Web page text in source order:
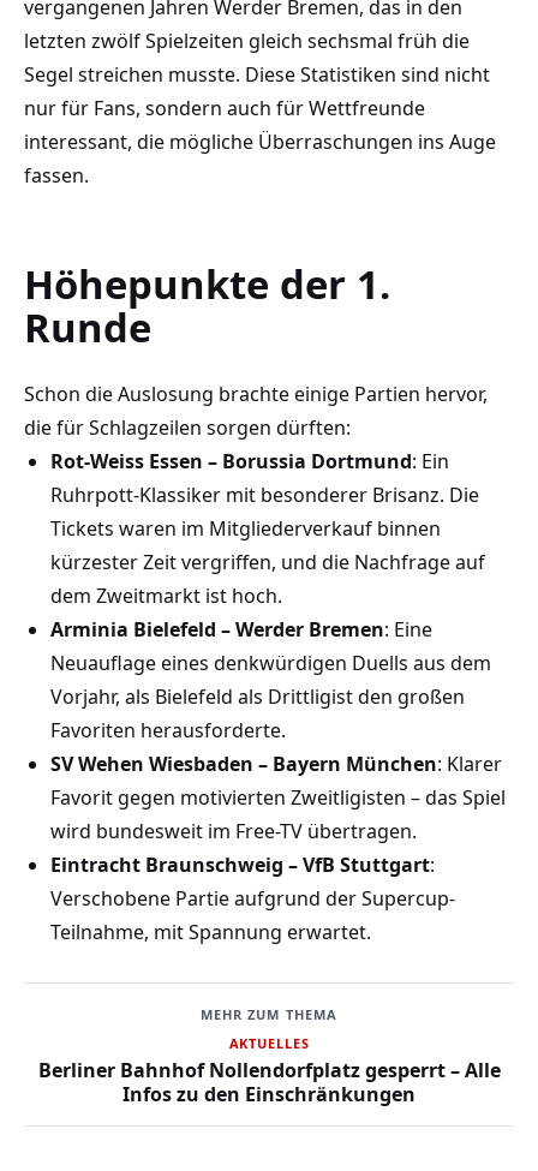
vergangenen Jahren Werder Bremen, das in den
letzten zwölf Spielzeiten gleich sechsmal früh die
Segel streichen musste. Diese Statistiken sind nicht
nur für Fans, sondern auch für Wettfreunde
interessant, die mögliche Überraschungen ins Auge
fassen.
Höhepunkte der 1.
Runde
Schon die Auslosung brachte einige Partien hervor,
die für Schlagzeilen sorgen dürften:
Rot-Weiss Essen – Borussia Dortmund: Ein
Ruhrpott-Klassiker mit besonderer Brisanz. Die
Tickets waren im Mitgliederverkauf binnen
kürzester Zeit vergriffen, und die Nachfrage auf
dem Zweitmarkt ist hoch.
Arminia Bielefeld – Werder Bremen: Eine
Neuauflage eines denkwürdigen Duells aus dem
Vorjahr, als Bielefeld als Drittligist den großen
Favoriten herausforderte.
SV Wehen Wiesbaden – Bayern München: Klarer
Favorit gegen motivierten Zweitligisten – das Spiel
wird bundesweit im Free-TV übertragen.
Eintracht Braunschweig – VfB Stuttgart:
Verschobene Partie aufgrund der Supercup-
Teilnahme, mit Spannung erwartet.
MEHR ZUM THEMA
AKTUELLES
Berliner Bahnhof Nollendorfplatz gesperrt – Alle
Infos zu den Einschränkungen